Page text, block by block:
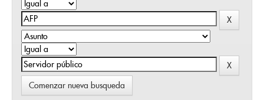
Comenzar nueva busqueda